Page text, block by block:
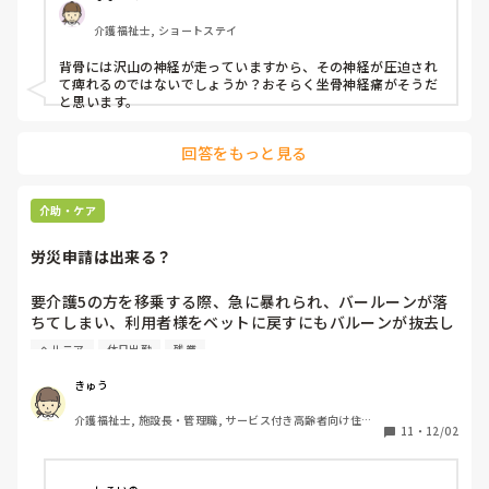
介護福祉士, ショートステイ
背骨には沢山の神経が走っていますから、その神経が圧迫され
て痺れるのではないでしょうか？おそらく坐骨神経痛がそうだ
と思います。
回答をもっと見る
介助・ケア
労災申請は出来る？
要介護5の方を移乗する際、急に暴れられ、バールーンが落
ちてしまい、利用者様をベットに戻すにもバルーンが抜去し
てしまう可能性があり、無理な体勢のままバルーンを拾い、
2ヶ月ほど経ち、足に痺れと痛みがきてしまい、MRIを撮っ
たところ、脊椎管狭窄症とヘルニアとの診断でした。
職員も足りない事から、１ヶ月の休日出勤と残業を合わせて
上司にもその旨話をし、腰が限界との事で、労災を使いたい
ヘルニア 休日出勤 残業
きゅう
介護福祉士, 施設長・管理職, サービス付き高齢者向け住宅,
11 ・ 12/02